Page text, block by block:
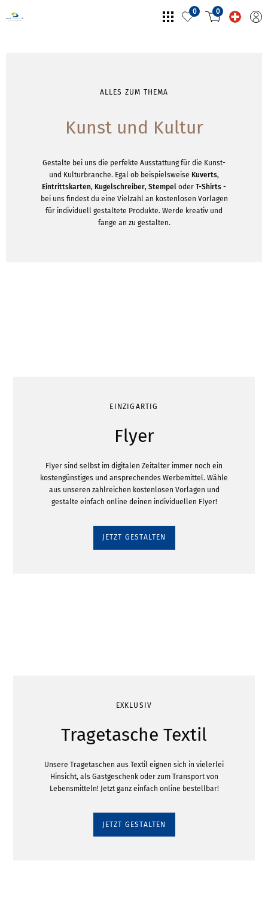
0 0
ALLES ZUM THEMA
Kunst und Kultur
Gestalte bei uns die perfekte Ausstattung für die Kunst-
und Kulturbranche. Egal ob beispielsweise Kuverts,
Eintrittskarten, Kugelschreiber, Stempel oder T-Shirts -
bei uns findest du eine Vielzahl an kostenlosen Vorlagen
für individuell gestaltete Produkte. Werde kreativ und
fange an zu gestalten.
EINZIGARTIG
Flyer
Flyer sind selbst im digitalen Zeitalter immer noch ein
kostengünstiges und ansprechendes Werbemittel. Wähle
aus unseren zahlreichen kostenlosen Vorlagen und
gestalte einfach online deinen individuellen Flyer!
JETZT GESTALTEN
EXKLUSIV
Tragetasche Textil
Unsere Tragetaschen aus Textil eignen sich in vielerlei
Hinsicht, als Gastgeschenk oder zum Transport von
Lebensmitteln! Jetzt ganz einfach online bestellbar!
JETZT GESTALTEN